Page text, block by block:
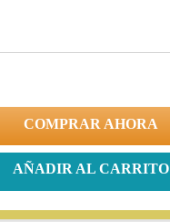
COMPRAR AHORA
AÑADIR AL CARRITO